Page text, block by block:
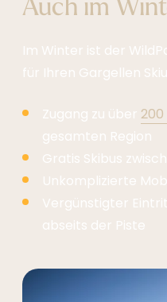
Im Winter ist der
für Ihren Gargellen
Zugang zu über
gesamten Region
Gratis Skibus
Unkomplizierte
Vergünstigter
abseits der Piste